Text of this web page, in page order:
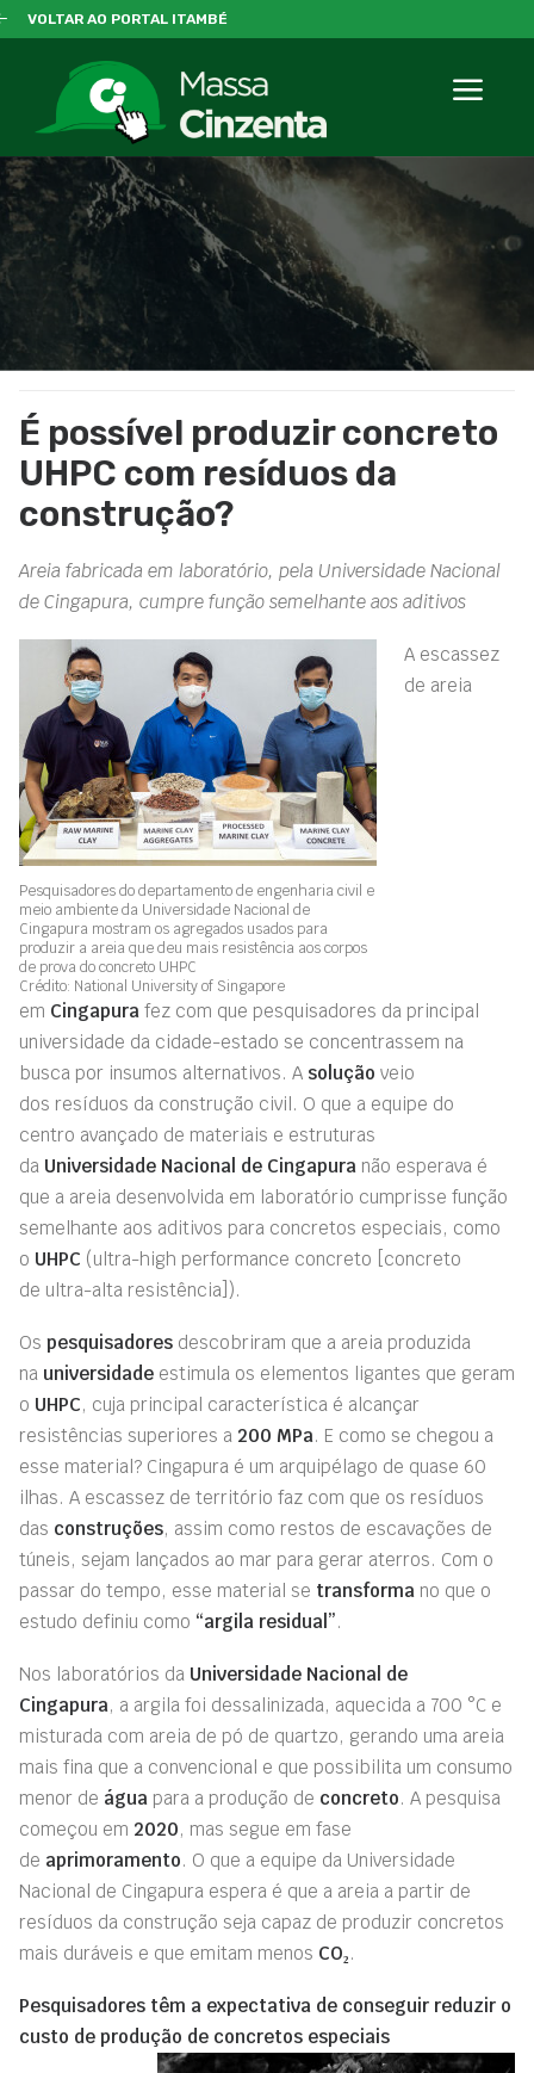
VOLTAR AO PORTAL ITAMBÉ
É possível produzir concreto
UHPC com resíduos da
construção?
Areia fabricada em laboratório, pela Universidade Nacional
de Cingapura, cumpre função semelhante aos aditivos
Pesquisadores do departamento de engenharia civil e
meio ambiente da Universidade Nacional de
Cingapura mostram os agregados usados para
produzir a areia que deu mais resistência aos corpos
de prova do concreto UHPC
Crédito: National University of Singapore
A escassez
de areia
em Cingapura fez com que pesquisadores da principal
universidade da cidade-estado se concentrassem na
busca por insumos alternativos. A solução veio
dos resíduos da construção civil. O que a equipe do
centro avançado de materiais e estruturas
da Universidade Nacional de Cingapura não esperava é
que a areia desenvolvida em laboratório cumprisse função
semelhante aos aditivos para concretos especiais, como
o UHPC (ultra-high performance concreto [concreto
de ultra-alta resistência]).
Os pesquisadores descobriram que a areia produzida
na universidade estimula os elementos ligantes que geram
o UHPC, cuja principal característica é alcançar
resistências superiores a 200 MPa. E como se chegou a
esse material? Cingapura é um arquipélago de quase 60
ilhas. A escassez de território faz com que os resíduos
das construções, assim como restos de escavações de
túneis, sejam lançados ao mar para gerar aterros. Com o
passar do tempo, esse material se transforma no que o
estudo definiu como “argila residual”.
Nos laboratórios da Universidade Nacional de
Cingapura, a argila foi dessalinizada, aquecida a 700 °C e
misturada com areia de pó de quartzo, gerando uma areia
mais fina que a convencional e que possibilita um consumo
menor de água para a produção de concreto. A pesquisa
começou em 2020, mas segue em fase
de aprimoramento. O que a equipe da Universidade
Nacional de Cingapura espera é que a areia a partir de
resíduos da construção seja capaz de produzir concretos
mais duráveis e que emitam menos CO₂.
Pesquisadores têm a expectativa de conseguir reduzir o
custo de produção de concretos especiais